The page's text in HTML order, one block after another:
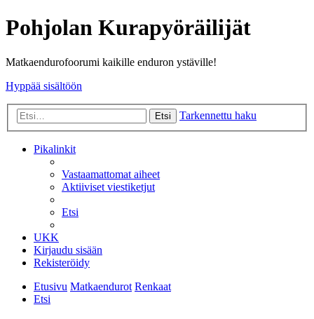
Pohjolan Kurapyöräilijät
Matkaendurofoorumi kaikille enduron ystäville!
Hyppää sisältöön
Etsi Tarkennettu haku
Pikalinkit
Vastaamattomat aiheet
Aktiiviset viestiketjut
Etsi
UKK
Kirjaudu sisään
Rekisteröidy
Etusivu Matkaendurot Renkaat
Etsi